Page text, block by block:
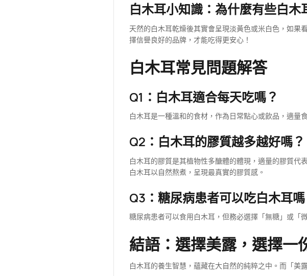
白木耳小知識：為什麼有些白木
天然的白木耳乾燥後其實會呈現淡黃色或米白色，如果
擇信譽良好的品牌，才能吃得更安心！
白木耳常見問題解答
Q1：白木耳適合每天吃嗎？
白木耳是一種溫和的食材，作為日常點心或飲品，適量
Q2：白木耳的膠質越多越好嗎？
白木耳的膠質是其植物性多醣體的體現，適量的膠質代
白木耳以自然熬煮，呈現最真實的膠質感。
Q3：糖尿病患者可以吃白木耳嗎
糖尿病患者可以食用白木耳，但務必選擇「無糖」或「
結語：選擇美露，選擇一
白木耳的養生智慧，蘊藏在大自然的純粹之中。而「美